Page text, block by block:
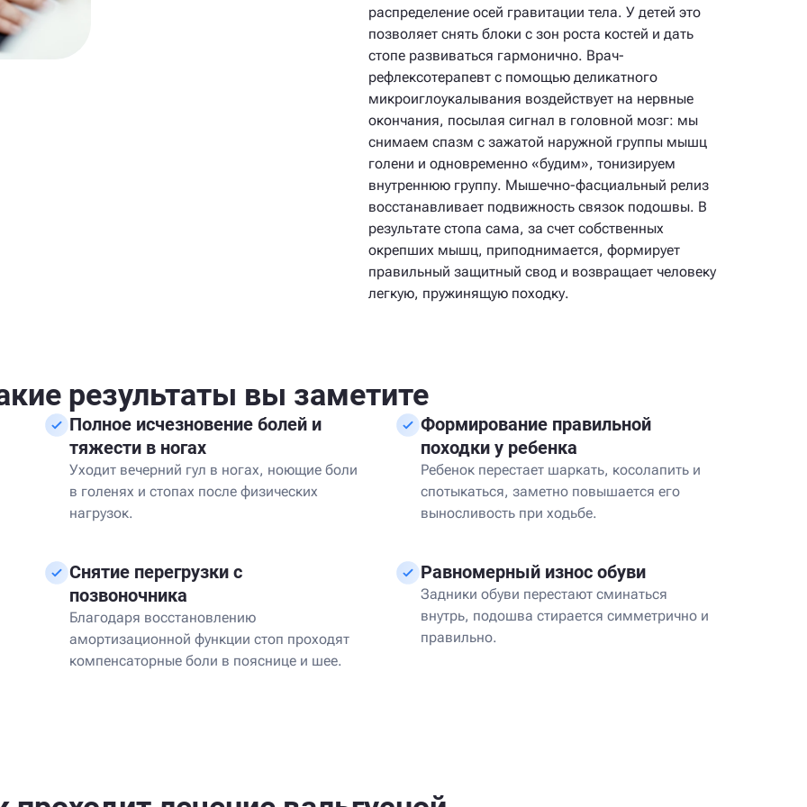
распределение осей гравитации тела. У детей это
позволяет снять блоки с зон роста костей и дать
стопе развиваться гармонично. Врач-
рефлексотерапевт с помощью деликатного
микроиглоукалывания воздействует на нервные
окончания, посылая сигнал в головной мозг: мы
снимаем спазм с зажатой наружной группы мышц
голени и одновременно «будим», тонизируем
внутреннюю группу. Мышечно-фасциальный релиз
восстанавливает подвижность связок подошвы. В
результате стопа сама, за счет собственных
окрепших мышц, приподнимается, формирует
правильный защитный свод и возвращает человеку
легкую, пружинящую походку.
результаты вы заметите
Полное исчезновение болей и
тяжести в ногах
Уходит вечерний гул в ногах, ноющие боли
в голенях и стопах после физических
нагрузок.
Формирование правильной
походки у ребенка
Ребенок перестает шаркать, косолапить и
спотыкаться, заметно повышается его
выносливость при ходьбе.
Снятие перегрузки с
позвоночника
Благодаря восстановлению
амортизационной функции стоп проходят
компенсаторные боли в пояснице и шее.
Равномерный износ обуви
Задники обуви перестают сминаться
внутрь, подошва стирается симметрично и
правильно.